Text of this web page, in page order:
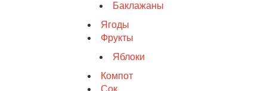
Баклажаны
Ягоды
Фрукты
Яблоки
Компот
Сок